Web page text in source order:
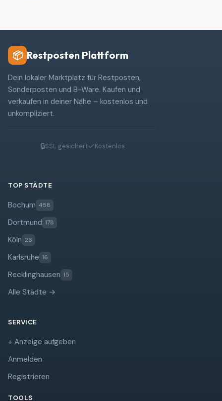
📦 Restposten Plattform
Dein lokaler Marktplatz für Restposten,
Sonderposten und B-Ware. Kaufen und
verkaufen in deiner Nähe – kostenlos und
unkompliziert.
🔒SSL gesichert✓Kostenlos
TOP STÄDTE
Bochum 458
Dortmund 178
Köln 26
Karlsruhe 16
Recklinghausen 15
Alle Städte →
SERVICE
+ Anzeige aufgeben
Anmelden
Registrieren
TOOLS